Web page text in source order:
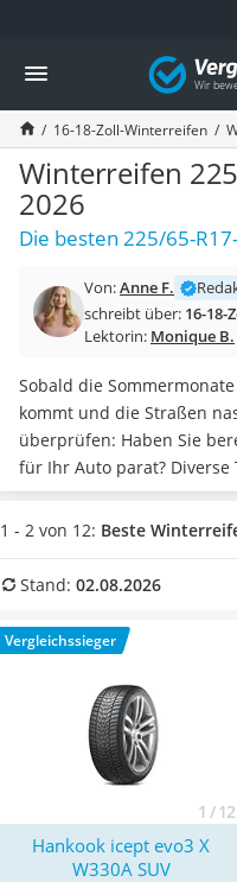
Die beliebtesten Vergleiche
Auto & Motor
Fahrradträger-
Fahrradträger
Fahrradträger
Fahrradträger 3 Fahrräder
Benzinkanister (20 l)
Dashcam
Benzinkanister
Marderschreck
AGM-Batterie Wohnmobil
Thule-Fahrradträger
FM-Transmitter
Sommerreifen 205/55 R16
Autobatterie-Ladegerät
Alkoholtester
Diesel-Additiv
Wagenheber
Service
Vergleich
16-18-Zoll-Winterreifen
Winterreifen
2026
Die besten 225/65-
Von:Anne F.
schreibt über: 16-
Lektorin: Monique B.
Sobald die
kommt und die Straßen
überprüfen: Haben Sie
für Ihr Auto parat?
hin, dass die Winterreifen
winterlichen
R17-Winterreifen mit
wie möglich zu
August 2026 besonders
W330A SUV* mit seinen
1 - 2 von 12: Beste
Stand: 02.08.2026
Vergleichssieger
1 / 12
Hankook icept evo3 X
W330A SUV